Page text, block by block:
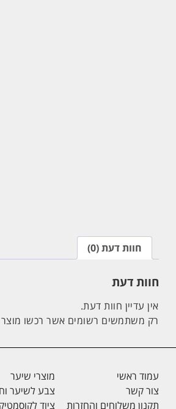
חוות דעת (0)
חוות דעת
אין עדיין חוות דעת.
רק משתמשים רשומים אשר רכשו מוצר
עמוד ראשי
צור קשר
תקנון משלוחים והחזרות
מוצרי שיער
צבע לשיער
ציוד